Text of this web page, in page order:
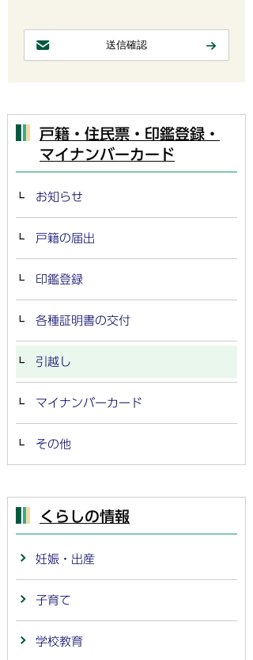
戸籍・住民票・印鑑登録・
マイナンバーカード
お知らせ
戸籍の届出
印鑑登録
各種証明書の交付
引越し
マイナンバーカード
その他
くらしの情報
妊娠・出産
子育て
学校教育